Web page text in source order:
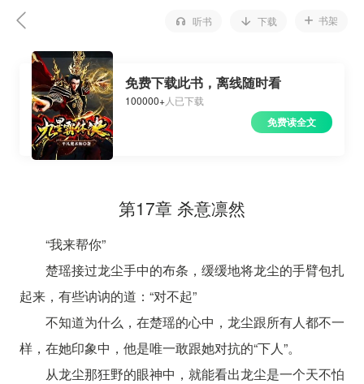
听书 下载 书架
免费下载此书，离线随时看
100000+人已下载
免费读全文
第17章 杀意凛然
“我来帮你”
楚瑶接过龙尘手中的布条，缓缓地将龙尘的手臂包扎
起来，有些讷讷的道：“对不起”
不知道为什么，在楚瑶的心中，龙尘跟所有人都不一
样，在她印象中，他是唯一敢跟她对抗的“下人”。
从龙尘那狂野的眼神中，就能看出龙尘是一个天不怕